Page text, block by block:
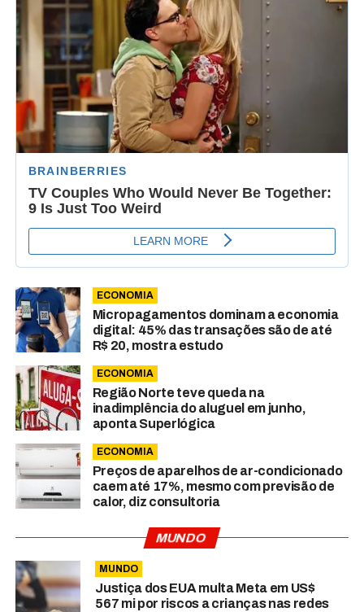
ECONOMIA
Micropagamentos dominam a economia
digital: 45% das transações são de até
R$ 20, mostra estudo
ECONOMIA
Região Norte teve queda na
inadimplência do aluguel em junho,
aponta Superlógica
ECONOMIA
Preços de aparelhos de ar-condicionado
caem até 17%, mesmo com previsão de
calor, diz consultoria
MUNDO
MUNDO
Justiça dos EUA multa Meta em US$
567 mi por riscos a crianças nas redes